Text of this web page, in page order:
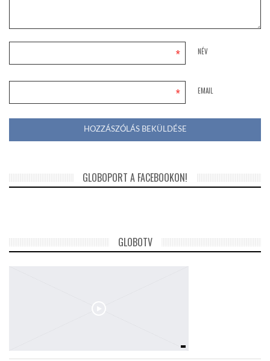
NÉV
*
EMAIL
*
GLOBOPORT A FACEBOOKON!
GLOBOTV